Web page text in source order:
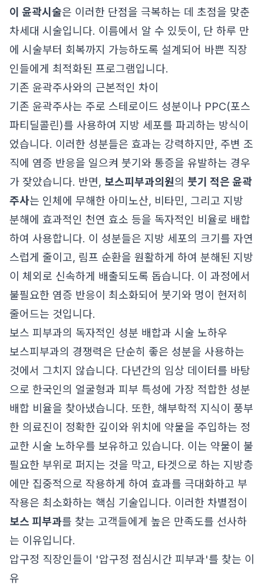
이 윤곽시술은 이러한 단점을 극복하는 데 초점을 맞춘
차세대 시술입니다. 이름에서 알 수 있듯이, 단 하루 만
에 시술부터 회복까지 가능하도록 설계되어 바쁜 직장
인들에게 최적화된 프로그램입니다.
기존 윤곽주사와의 근본적인 차이
기존 윤곽주사는 주로 스테로이드 성분이나 PPC(포스
파티딜콜린)를 사용하여 지방 세포를 파괴하는 방식이
었습니다. 이러한 성분들은 효과는 강력하지만, 주변 조
직에 염증 반응을 일으켜 붓기와 통증을 유발하는 경우
가 잦았습니다. 반면, 보스피부과의원의 붓기 적은 윤곽
주사는 인체에 무해한 아미노산, 비타민, 그리고 지방
분해에 효과적인 천연 효소 등을 독자적인 비율로 배합
하여 사용합니다. 이 성분들은 지방 세포의 크기를 자연
스럽게 줄이고, 림프 순환을 원활하게 하여 분해된 지방
이 체외로 신속하게 배출되도록 돕습니다. 이 과정에서
불필요한 염증 반응이 최소화되어 붓기와 멍이 현저히
줄어드는 것입니다.
보스 피부과의 독자적인 성분 배합과 시술 노하우
보스피부과의 경쟁력은 단순히 좋은 성분을 사용하는
것에서 그치지 않습니다. 다년간의 임상 데이터를 바탕
으로 한국인의 얼굴형과 피부 특성에 가장 적합한 성분
배합 비율을 찾아냈습니다. 또한, 해부학적 지식이 풍부
한 의료진이 정확한 깊이와 위치에 약물을 주입하는 정
교한 시술 노하우를 보유하고 있습니다. 이는 약물이 불
필요한 부위로 퍼지는 것을 막고, 타겟으로 하는 지방층
에만 집중적으로 작용하게 하여 효과를 극대화하고 부
작용은 최소화하는 핵심 기술입니다. 이러한 차별점이
보스 피부과를 찾는 고객들에게 높은 만족도를 선사하
는 이유입니다.
압구정 직장인들이 '압구정 점심시간 피부과'를 찾는 이
유